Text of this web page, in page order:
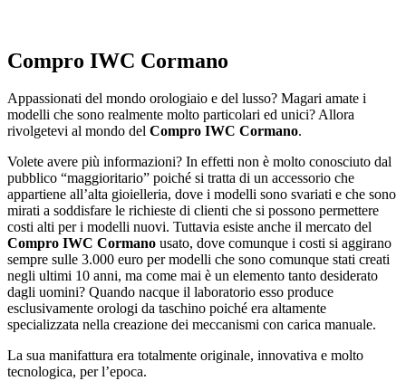
Compro IWC Cormano
Appassionati del mondo orologiaio e del lusso? Magari amate i
modelli che sono realmente molto particolari ed unici? Allora
rivolgetevi al mondo del Compro IWC Cormano.
Volete avere più informazioni? In effetti non è molto conosciuto dal
pubblico “maggioritario” poiché si tratta di un accessorio che
appartiene all’alta gioielleria, dove i modelli sono svariati e che sono
mirati a soddisfare le richieste di clienti che si possono permettere
costi alti per i modelli nuovi. Tuttavia esiste anche il mercato del
Compro IWC Cormano usato, dove comunque i costi si aggirano
sempre sulle 3.000 euro per modelli che sono comunque stati creati
negli ultimi 10 anni, ma come mai è un elemento tanto desiderato
dagli uomini? Quando nacque il laboratorio esso produce
esclusivamente orologi da taschino poiché era altamente
specializzata nella creazione dei meccanismi con carica manuale.
La sua manifattura era totalmente originale, innovativa e molto
tecnologica, per l’epoca.